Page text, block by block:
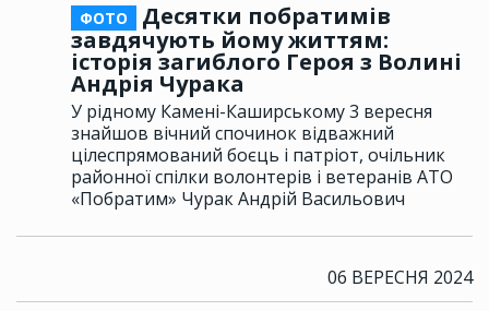
ФОТО
Десятки побратимів
завдячують йому життям:
історія загиблого Героя з Волині
Андрія Чурака
У рідному Камені-Каширському 3 вересня
знайшов вічний спочинок відважний
цілеспрямований боєць і патріот, очільник
районної спілки волонтерів і ветеранів АТО
«Побратим» Чурак Андрій Васильович
06 ВЕРЕСНЯ 2024